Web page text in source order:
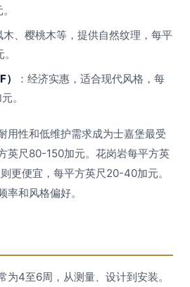
木、樱桃木等，提供自然纹理，每平
：经济实惠，适合现代风格，每
。
用性和低维护需求成为士嘉堡最受
英尺80-150加元。花岗岩每平方英
更便宜，每平方英尺20-40加元。
和风格偏好。
为4至6周，从测量、设计到安装。